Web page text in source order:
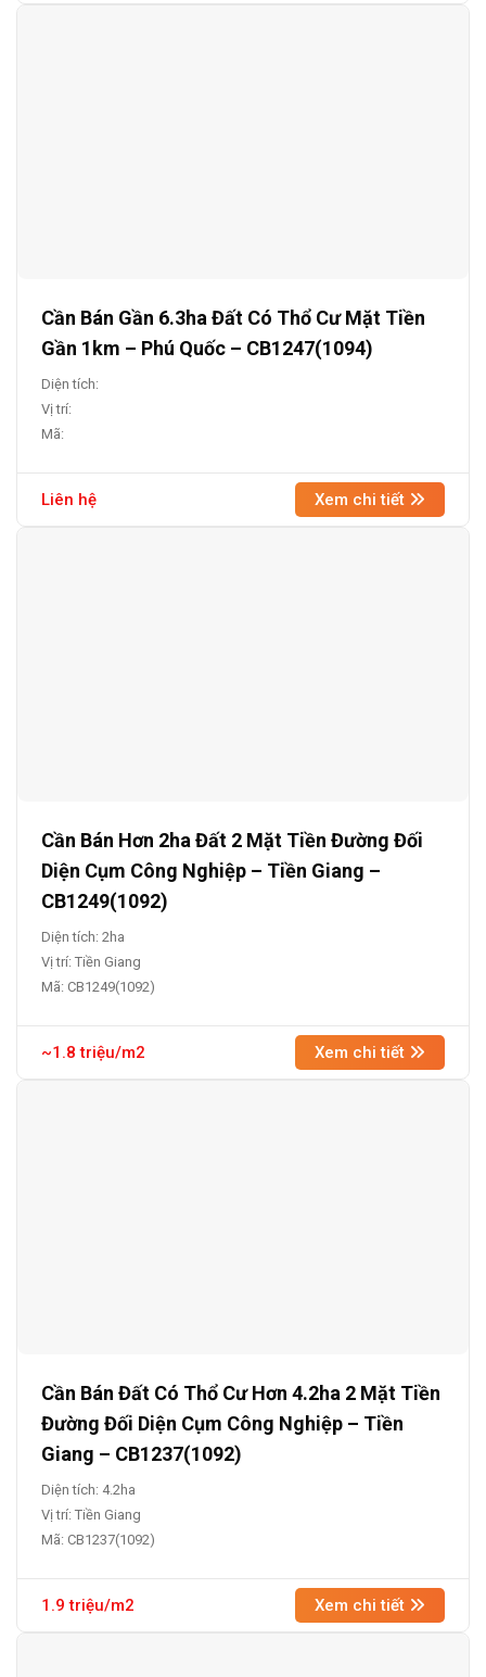
Cần Bán Gần 6.3ha Đất Có Thổ Cư Mặt Tiền
Gần 1km – Phú Quốc – CB1247(1094)
Diện tích:
Vị trí:
Mã:
Liên hệ Xem chi tiết
Cần Bán Hơn 2ha Đất 2 Mặt Tiền Đường Đối
Diện Cụm Công Nghiệp – Tiền Giang –
CB1249(1092)
Diện tích: 2ha
Vị trí: Tiền Giang
Mã: CB1249(1092)
~1.8 triệu/m2 Xem chi tiết
Cần Bán Đất Có Thổ Cư Hơn 4.2ha 2 Mặt Tiền
Đường Đối Diện Cụm Công Nghiệp – Tiền
Giang – CB1237(1092)
Diện tích: 4.2ha
Vị trí: Tiền Giang
Mã: CB1237(1092)
1.9 triệu/m2 Xem chi tiết